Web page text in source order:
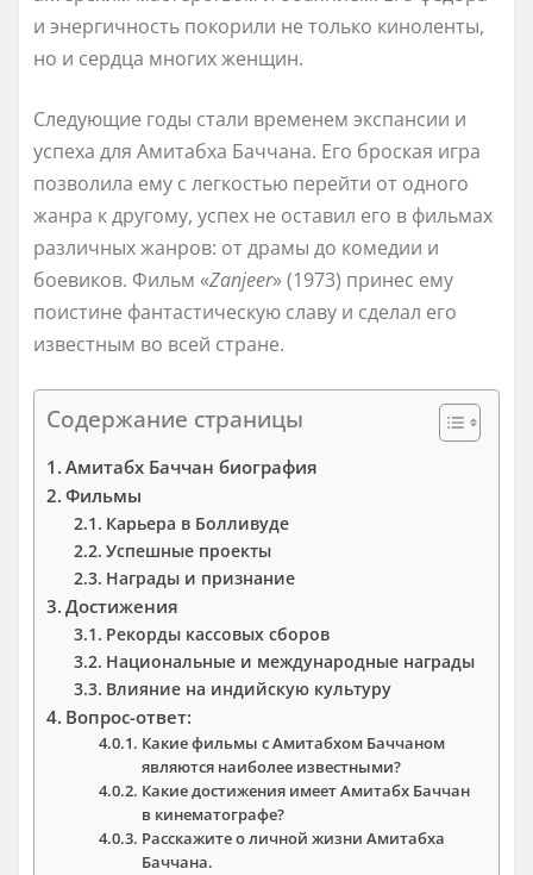
и энергичность покорили не только киноленты,
но и сердца многих женщин.
Следующие годы стали временем экспансии и
успеха для Амитабха Баччана. Его броская игра
позволила ему с легкостью перейти от одного
жанра к другому, успех не оставил его в фильмах
различных жанров: от драмы до комедии и
боевиков. Фильм «Zanjeer» (1973) принес ему
поистине фантастическую славу и сделал его
известным во всей стране.
Содержание страницы
Амитабх Баччан биография
Фильмы
Карьера в Болливуде
Успешные проекты
Награды и признание
Достижения
Рекорды кассовых сборов
Национальные и международные награды
Влияние на индийскую культуру
Вопрос-ответ:
Какие фильмы с Амитабхом Баччаном
являются наиболее известными?
Какие достижения имеет Амитабх Баччан
в кинематографе?
Расскажите о личной жизни Амитабха
Баччана.